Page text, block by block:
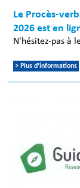
Le Procès-
2026 est en
N'hésitez-pas à
> Plus d'informations